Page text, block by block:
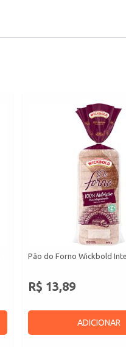
Pão do Forno Wickbold
R$ 13,89
ADICIONAR